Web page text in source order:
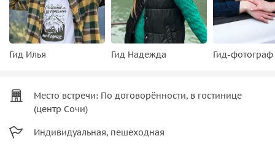
Гид Илья Гид Надежда Гид-
Место встречи: По договорённости, в гостинице
(центр Сочи)
Индивидуальная, пешеходная